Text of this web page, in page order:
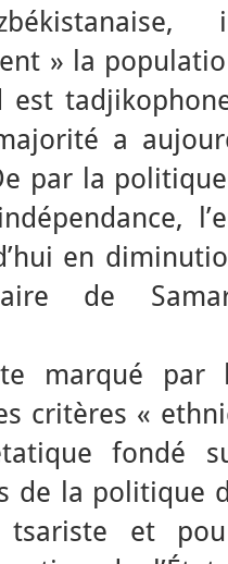
» la
est
a
par la
en
de
marqué par
critères «
fondé
de la politique
et